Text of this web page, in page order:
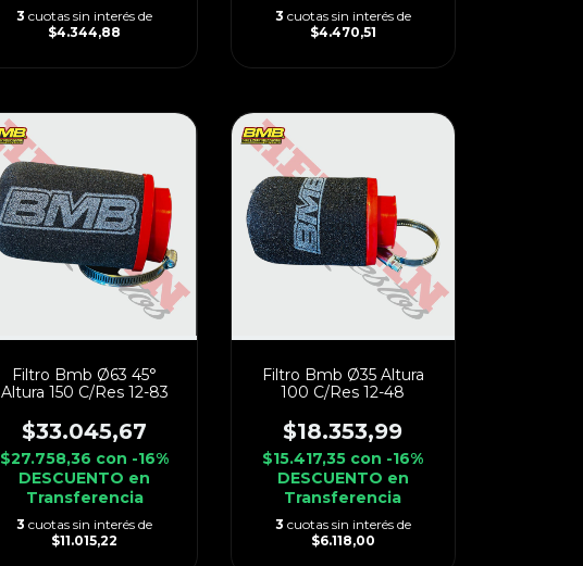
3 cuotas sin interés de
$4.344,88
3 cuotas sin interés de
$4.470,51
Filtro Bmb Ø63 45°
Altura 150 C/Res 12-83
$33.045,67
$27.758,36 con -16%
DESCUENTO en
Transferencia
3 cuotas sin interés de
$11.015,22
Filtro Bmb Ø35 Altura
100 C/Res 12-48
$18.353,99
$15.417,35 con -16%
DESCUENTO en
Transferencia
3 cuotas sin interés de
$6.118,00